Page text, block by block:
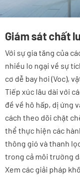
Giám sát chất
Với sự gia tăng của
nhiều lo ngại về sự
cơ dễ bay hơi (Voc),
Tiếp xúc lâu dài với
đề về hô hấp, dị ứng
cách theo dõi chặt
thể thực hiện các
thông gió và thanh
trong cả môi trường
Xem các giải pháp